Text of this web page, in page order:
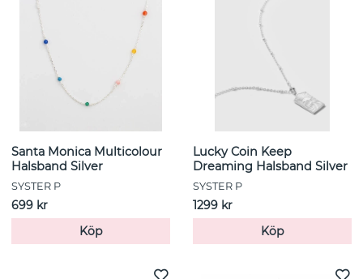
Santa Monica Multicolour
Halsband Silver
SYSTER P
699 kr
Köp
Lucky Coin Keep
Dreaming Halsband Silver
SYSTER P
1299 kr
Köp